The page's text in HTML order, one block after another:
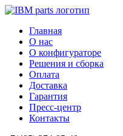
Главная
О нас
О конфигураторе
Решения и сборка
Оплата
Доставка
Гарантия
Пресс-центр
Контакты